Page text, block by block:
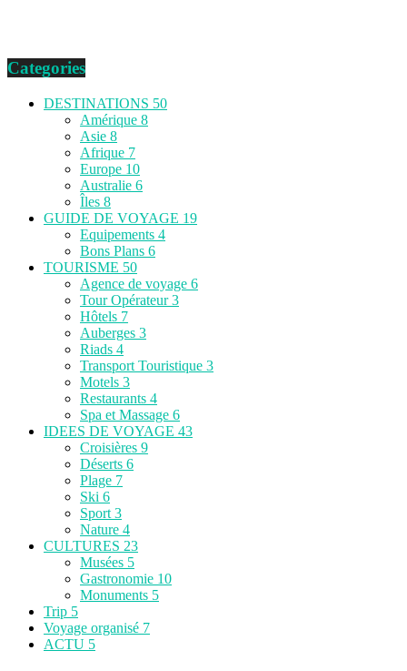
Categories
DESTINATIONS 50
Amérique 8
Asie 8
Afrique 7
Europe 10
Australie 6
Îles 8
GUIDE DE VOYAGE 19
Equipements 4
Bons Plans 6
TOURISME 50
Agence de voyage 6
Tour Opérateur3
Hôtels 7
Auberges 3
Riads 4
Transport Touristique 3
Motels 3
Restaurants 4
Spa et Massage 6
IDEES DE VOYAGE 43
Croisières 9
Déserts 6
Plage 7
Ski 6
Sport 3
Nature 4
CULTURES 23
Musées 5
Gastronomie 10
Monuments 5
Trip 5
Voyage organisé 7
ACTU 5